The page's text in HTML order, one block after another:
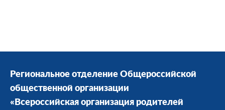
Региональное отделение Общероссийской
общественной организации
«Всероссийская организация родителей